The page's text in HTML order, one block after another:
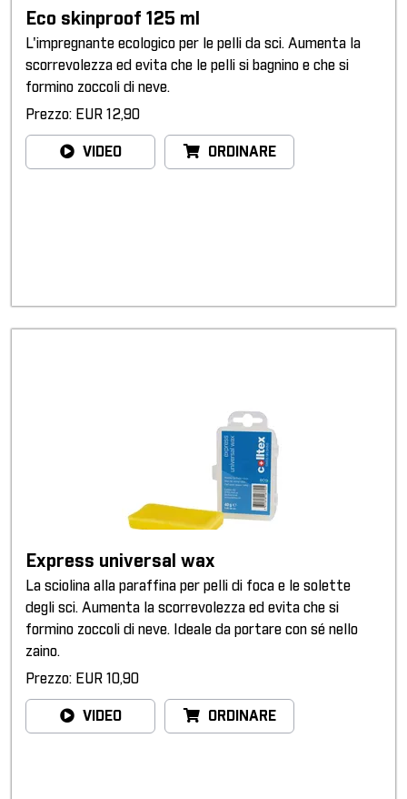
Eco skinproof 125 ml
L'impregnante ecologico per le pelli da sci. Aumenta la
scorrevolezza ed evita che le pelli si bagnino e che si
formino zoccoli di neve.
Prezzo: EUR 12,90
VIDEO ORDINARE
Express universal wax
La sciolina alla paraffina per pelli di foca e le solette
degli sci. Aumenta la scorrevolezza ed evita che si
formino zoccoli di neve. Ideale da portare con sé nello
zaino.
Prezzo: EUR 10,90
VIDEO ORDINARE